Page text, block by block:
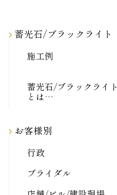
蓄光石/ブラックライト
施工例
蓄光石/ブラックライト
とは…
お客様別
行政
ブライダル